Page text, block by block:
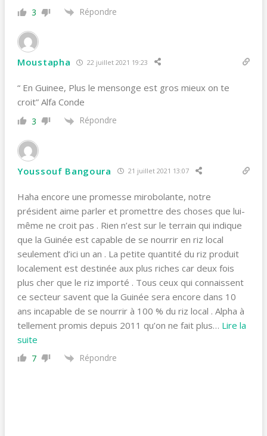
3 Répondre
Moustapha 22 juillet 2021 19:23
“ En Guinee, Plus le mensonge est gros mieux on te
croit” Alfa Conde
3 Répondre
Youssouf Bangoura 21 juillet 2021 13:07
Haha encore une promesse mirobolante, notre
président aime parler et promettre des choses que lui-
même ne croit pas . Rien n’est sur le terrain qui indique
que la Guinée est capable de se nourrir en riz local
seulement d’ici un an . La petite quantité du riz produit
localement est destinée aux plus riches car deux fois
plus cher que le riz importé . Tous ceux qui connaissent
ce secteur savent que la Guinée sera encore dans 10
ans incapable de se nourrir à 100 % du riz local . Alpha à
tellement promis depuis 2011 qu’on ne fait plus… Lire la
suite
7 Répondre